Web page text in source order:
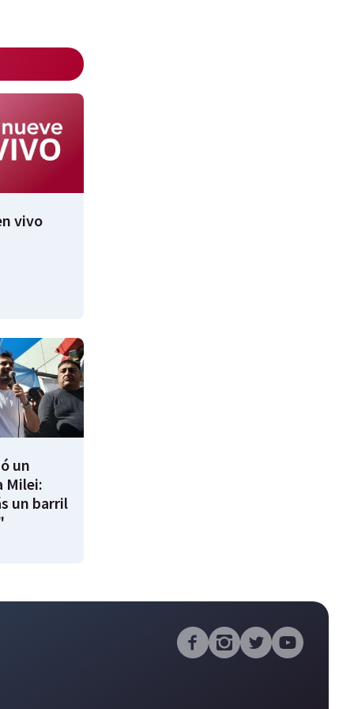
vivo
un
Milei:
un barril